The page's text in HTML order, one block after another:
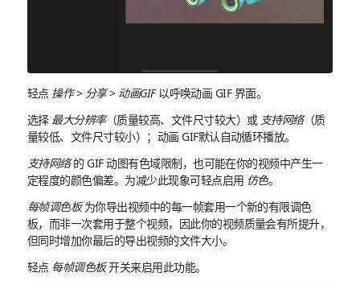
轻点 操作> 分享> 动画GIF以呼唤动画 GIF 界面。
选择最大分辨率（质量较高、文件尺寸较大）或 支持网络（质
量较低、文件尺寸较小）；动画 GIF默认自动循环播放。
支持网络的 GIF 动图有色域限制，也可能在你的视频中产生一
定程度的颜色偏差。为减少此现象可轻点启用 仿色。
每帧调色板为你导出视频中的每一帧套用一个新的有限调色
板，而非一次套用于整个视频，因此你的视频质量会有所提升，
但同时增加你最后的导出视频的文件大小。
轻点 每帧调色板开关来启用此功能。